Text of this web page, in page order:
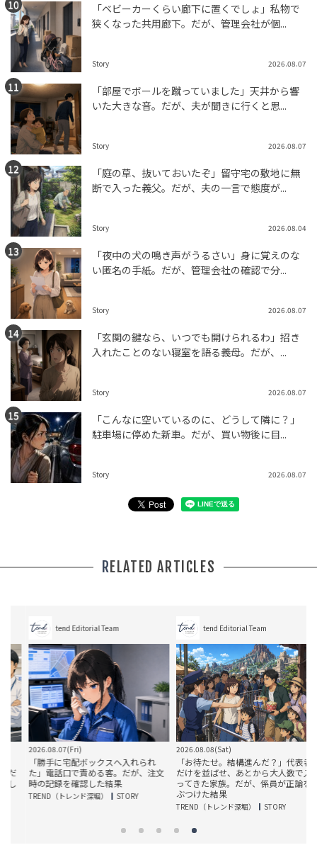
「ベビーカーくらい廊下に置くでしょ」私物で
狭くなった共用廊下。だが、管理会社が個...
Story 2026.08.07
「部屋でボールを蹴っていました」天井から響
いた大きな音。だが、夫が聞きに行くと思...
Story 2026.08.07
「庭の草、抜いておいたぞ」留守宅の敷地に無
断で入った義父。だが、夫の一言で態度が...
Story 2026.08.04
「夜中の犬の鳴き声がうるさい」身に覚えのな
い匿名の手紙。だが、管理会社の確認で分...
Story 2026.08.07
「玄関の鍵なら、いつでも開けられるわ」招き
入れたことのない寝室を語る義母。だが、...
Story 2026.08.07
「こんなに空いているのに、どうして隣に？」
駐車場に停めた新車。だが、買い物後に目...
Story 2026.08.07
RELATED ARTICLES
tend Editorial Team
2026.08.07(Fri)
「勝手に宅配ボックスへ入れられ
た」電話口で責める客。だが、注文
時の記録を確認した結果
TREND（トレンド深堀） STORY
tend Editorial Team
2026.08.08(Sat)
「お待たせ。結構進んだ？」代表者
だけを並ばせ、あとから大人数で入
ってきた家族。だが、係員が正論を
ぶつけた結果
TREND（トレンド深堀） STORY